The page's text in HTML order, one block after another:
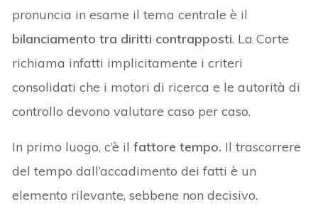
pronuncia in esame il tema centrale è il
bilanciamento tra diritti contrapposti. La Corte
richiama infatti implicitamente i criteri
consolidati che i motori di ricerca e le autorità di
controllo devono valutare caso per caso.
In primo luogo, c’è ilfattore tempo. Il trascorrere
del tempo dall’accadimento dei fatti è un
elemento rilevante, sebbene non decisivo.